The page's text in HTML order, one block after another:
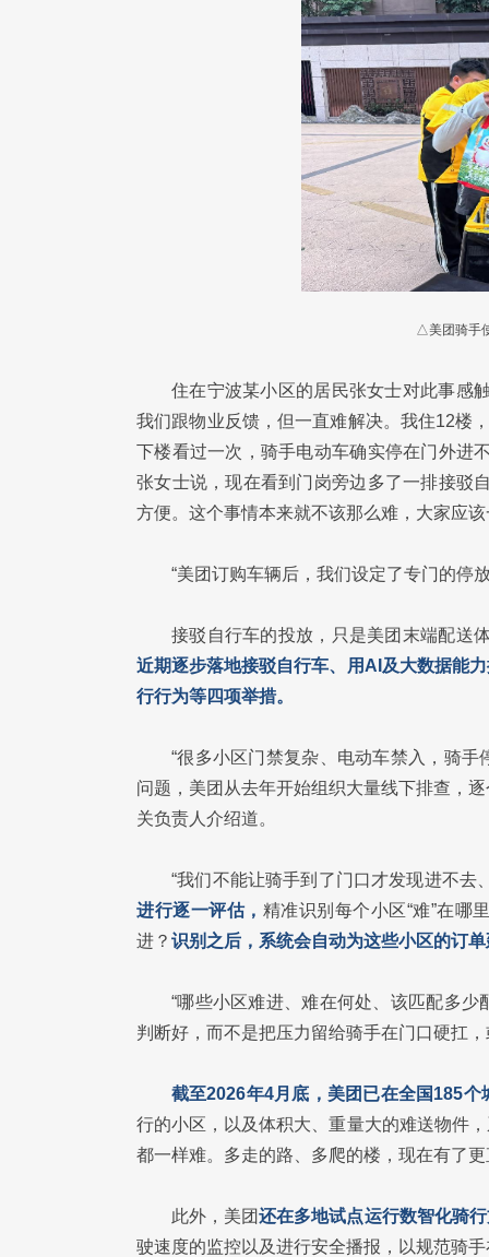
△美团骑手
住在宁波某小区的居民张女士对此事感
我们跟物业反馈，但一直难解决。我住12楼
下楼看过一次，骑手电动车确实停在门外进
张女士说，现在看到门岗旁边多了一排接驳
方便。这个事情本来就不该那么难，大家应该
“美团订购车辆后，我们设定了专门的停
接驳自行车的投放，只是美团末端配送
近期逐步落地接驳自行车、用AI及大数据能
行行为等四项举措。
“很多小区门禁复杂、电动车禁入，骑
问题，美团从去年开始组织大量线下排查，
关负责人介绍道。
“我们不能让骑手到了门口才发现进不去
进行逐一评估， 精准识别每个小区“难”在
进？ 识别之后，系统会自动为这些小区的订
“哪些小区难进、难在何处、该匹配多
判断好，而不是把压力留给骑手在门口硬扛
截至2026年4月底，美团已在全国185
行的小区，以及体积大、重量大的难送物件
都一样难。多走的路、多爬的楼，现在有了
此外，美团还在多地试点运行数智化骑
驶速度的监控以及进行安全播报，以规范骑